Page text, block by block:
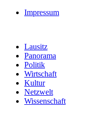
Impressum
Lausitz
Panorama
Politik
Wirtschaft
Kultur
Netzwelt
Wissenschaft